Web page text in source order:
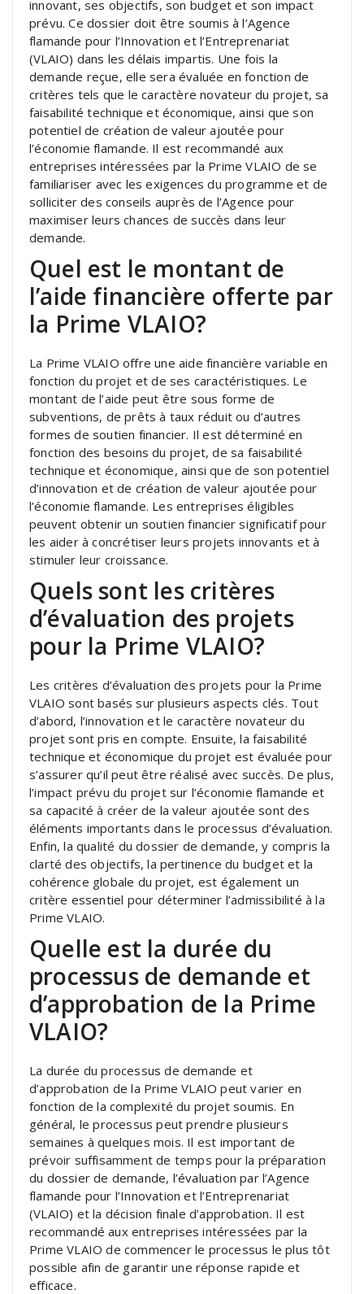
innovant, ses objectifs, son budget et son impact
prévu. Ce dossier doit être soumis à l’Agence
flamande pour l’Innovation et l’Entreprenariat
(VLAIO) dans les délais impartis. Une fois la
demande reçue, elle sera évaluée en fonction de
critères tels que le caractère novateur du projet, sa
faisabilité technique et économique, ainsi que son
potentiel de création de valeur ajoutée pour
l’économie flamande. Il est recommandé aux
entreprises intéressées par la Prime VLAIO de se
familiariser avec les exigences du programme et de
solliciter des conseils auprès de l’Agence pour
maximiser leurs chances de succès dans leur
demande.
Quel est le montant de
l’aide financière offerte par
la Prime VLAIO?
La Prime VLAIO offre une aide financière variable en
fonction du projet et de ses caractéristiques. Le
montant de l’aide peut être sous forme de
subventions, de prêts à taux réduit ou d’autres
formes de soutien financier. Il est déterminé en
fonction des besoins du projet, de sa faisabilité
technique et économique, ainsi que de son potentiel
d’innovation et de création de valeur ajoutée pour
l’économie flamande. Les entreprises éligibles
peuvent obtenir un soutien financier significatif pour
les aider à concrétiser leurs projets innovants et à
stimuler leur croissance.
Quels sont les critères
d’évaluation des projets
pour la Prime VLAIO?
Les critères d’évaluation des projets pour la Prime
VLAIO sont basés sur plusieurs aspects clés. Tout
d’abord, l’innovation et le caractère novateur du
projet sont pris en compte. Ensuite, la faisabilité
technique et économique du projet est évaluée pour
s’assurer qu’il peut être réalisé avec succès. De plus,
l’impact prévu du projet sur l’économie flamande et
sa capacité à créer de la valeur ajoutée sont des
éléments importants dans le processus d’évaluation.
Enfin, la qualité du dossier de demande, y compris la
clarté des objectifs, la pertinence du budget et la
cohérence globale du projet, est également un
critère essentiel pour déterminer l’admissibilité à la
Prime VLAIO.
Quelle est la durée du
processus de demande et
d’approbation de la Prime
VLAIO?
La durée du processus de demande et
d’approbation de la Prime VLAIO peut varier en
fonction de la complexité du projet soumis. En
général, le processus peut prendre plusieurs
semaines à quelques mois. Il est important de
prévoir suffisamment de temps pour la préparation
du dossier de demande, l’évaluation par l’Agence
flamande pour l’Innovation et l’Entreprenariat
(VLAIO) et la décision finale d’approbation. Il est
recommandé aux entreprises intéressées par la
Prime VLAIO de commencer le processus le plus tôt
possible afin de garantir une réponse rapide et
efficace.